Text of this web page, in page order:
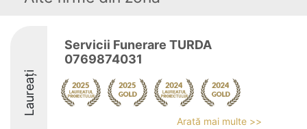
Laureați
Servicii Funerare TURDA
0769874031
Arată mai multe >>